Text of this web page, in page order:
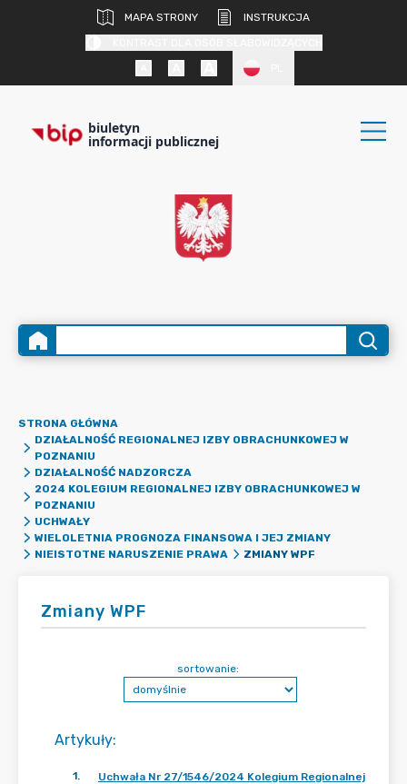
MAPA STRONY
INSTRUKCJA
biuletyn
informacji publicznej
STRONA GŁÓWNA
DZIAŁALNOŚĆ REGIONALNEJ IZBY OBRACHUNKOWEJ W
POZNANIU
DZIAŁALNOŚĆ NADZORCZA
2024 KOLEGIUM REGIONALNEJ IZBY OBRACHUNKOWEJ W
POZNANIU
UCHWAŁY
WIELOLETNIA PROGNOZA FINANSOWA I JEJ ZMIANY
NIEISTOTNE NARUSZENIE PRAWA
ZMIANY WPF
Zmiany WPF
Artykuły:
sortowanie:
1.
Uchwała Nr 27/1546/2024 Kolegium Regionalnej